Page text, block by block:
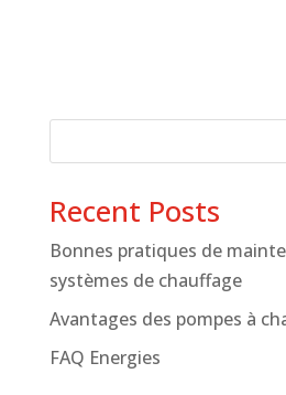
Recent Posts
Bonnes pratiques de
systèmes de chauffage
Avantages des pompes à
FAQ Energies